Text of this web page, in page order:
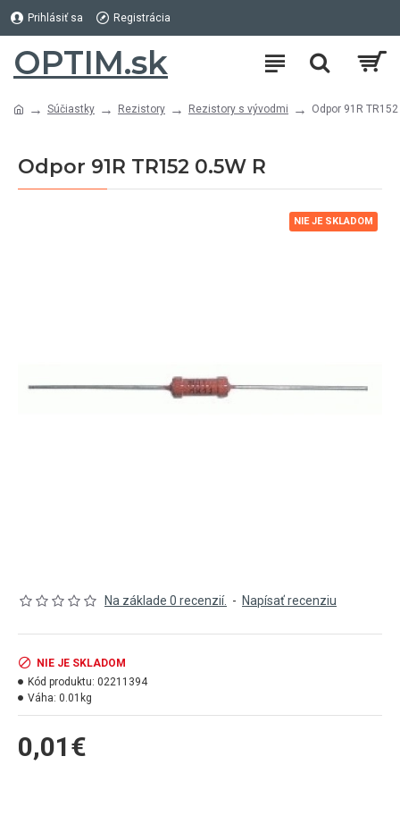
Prihlásiť sa Registrácia
OPTIM.sk
Súčiastky Rezistory Rezistory s vývodmi Odpor 91R
Odpor 91R TR152 0.5W R
NIE JE SKLADOM
Na základe 0 recenzií. - Napísať recenziu
0,01€
NIE JE SKLADOM
Kód produktu: 02211394
Váha: 0.01kg